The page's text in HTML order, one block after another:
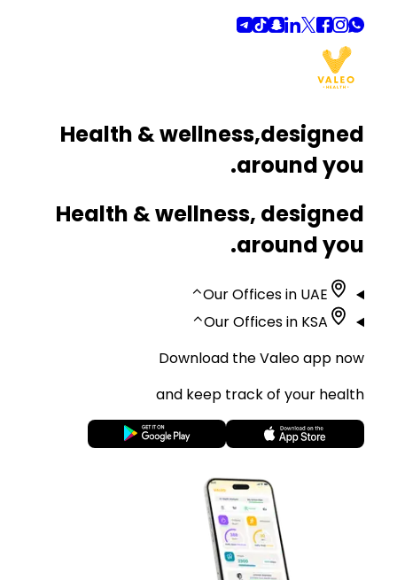
Health & wellness,designed
around you.
Health & wellness, designed
around you.
Our Offices in UAE
⌃
Our Offices in KSA
⌃
Download the Valeo app now
and keep track of your health